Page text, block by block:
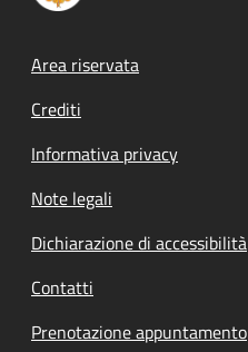
Footer menu
Area riservata
Crediti
Informativa privacy
Note legali
Dichiarazione di accessibilità
Contatti
Prenotazione appuntamento